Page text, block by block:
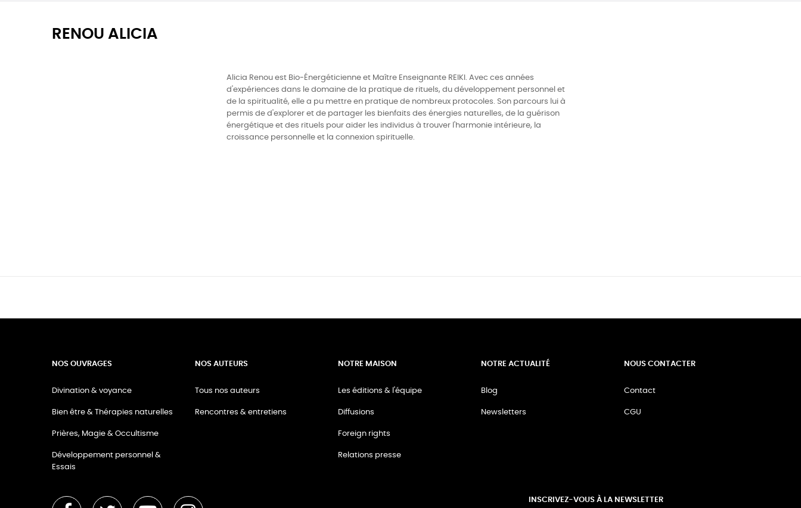
RENOU ALICIA
Alicia Renou est Bio-Énergéticienne et Maître Enseignante REIKI. Avec ces années
d'expériences dans le domaine de la pratique de rituels, du développement personnel et
de la spiritualité, elle a pu mettre en pratique de nombreux protocoles. Son parcours lui à
permis de d'explorer et de partager les bienfaits des énergies naturelles, de la guérison
énergétique et des rituels pour aider les individus à trouver l'harmonie intérieure, la
croissance personnelle et la connexion spirituelle.
NOS OUVRAGES
Divination & voyance
Bien être & Thérapies naturelles
Prières, Magie & Occultisme
Développement personnel &
Essais
NOS AUTEURS
Tous nos auteurs
Rencontres & entretiens
NOTRE MAISON
Les éditions & l'équipe
Diffusions
Foreign rights
Relations presse
NOTRE ACTUALITÉ
Blog
Newsletters
NOUS CONTACTER
Contact
CGU
INSCRIVEZ-VOUS À LA NEWSLETTER